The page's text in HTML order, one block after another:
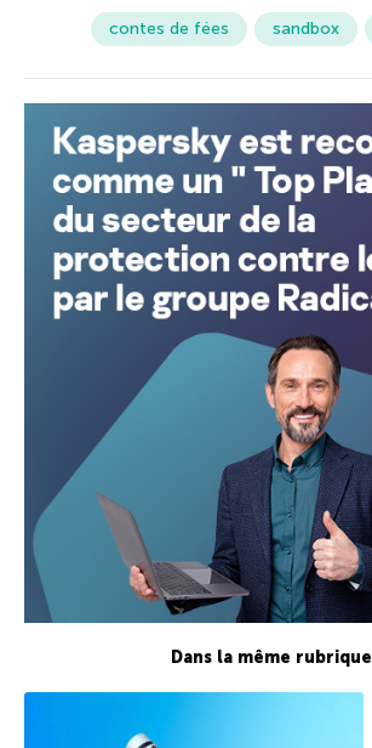
contes de fées sandbox
Dans la même rubrique